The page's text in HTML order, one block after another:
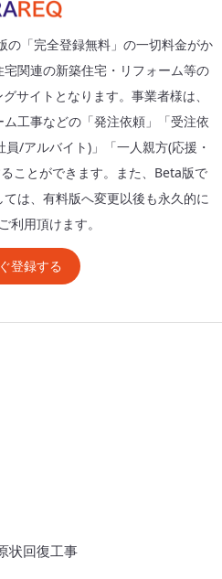
の「完全登録無料」の一切料金がか
関連の新築住宅・リフォーム等の
サイトとなります。事業者様は、
工事などの「発注依頼」「受注依
/アルバイト)」「一人親方(応援・
ことができます。また、Beta版で
は、有料版へ変更以後も永久的に
利用頂けます。
登録する
状回復工事